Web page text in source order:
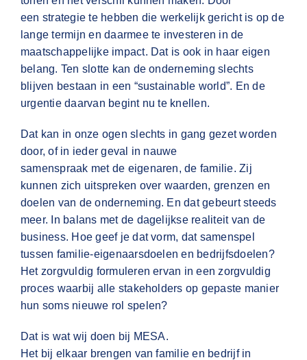
een strategie te hebben die werkelijk gericht is op de
lange termijn en daarmee te investeren in de
maatschappelijke impact. Dat is ook in haar eigen
belang. Ten slotte kan de onderneming slechts
blijven bestaan in een “sustainable world”. En de
urgentie daarvan begint nu te knellen.
Dat kan in onze ogen slechts in gang gezet worden
door, of in ieder geval in nauwe
samenspraak met de eigenaren, de familie. Zij
kunnen zich uitspreken over waarden, grenzen en
doelen van de onderneming. En dat gebeurt steeds
meer. In balans met de dagelijkse realiteit van de
business. Hoe geef je dat vorm, dat samenspel
tussen familie-eigenaarsdoelen en bedrijfsdoelen?
Het zorgvuldig formuleren ervan in een zorgvuldig
proces waarbij alle stakeholders op gepaste manier
hun soms nieuwe rol spelen?
Dat is wat wij doen bij MESA.
Het bij elkaar brengen van familie en bedrijf in